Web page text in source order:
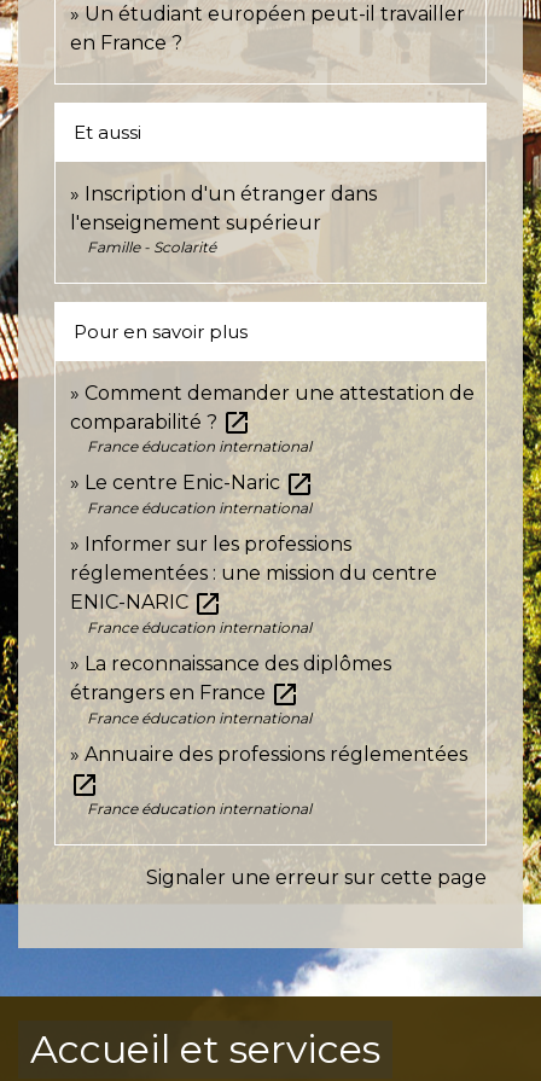
Un étudiant européen peut-il travailler
en France ?
Et aussi
Inscription d'un étranger dans
l'enseignement supérieur
Famille - Scolarité
Pour en savoir plus
Comment demander une attestation de
comparabilité ? open_in_new
France éducation international
Le centre Enic-Naric open_in_new
France éducation international
Informer sur les professions
réglementées : une mission du centre
ENIC-NARIC open_in_new
France éducation international
La reconnaissance des diplômes
étrangers en France open_in_new
France éducation international
Annuaire des professions réglementées
open_in_new
France éducation international
Signaler une erreur sur cette page
Accueil et services